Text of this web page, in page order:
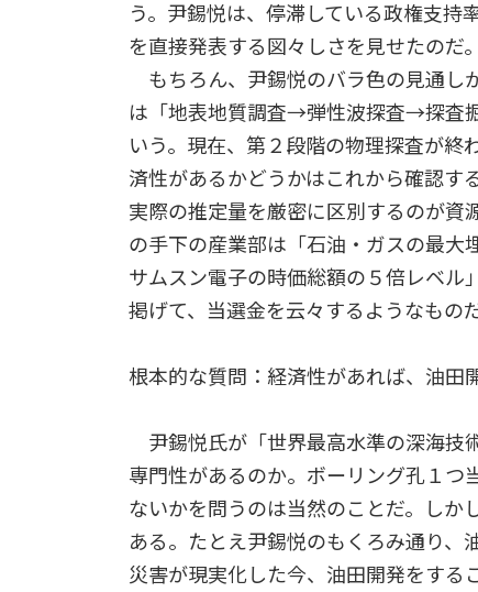
う。尹錫悦は、停滞している政権支持
を直接発表する図々しさを見せたのだ。
もちろん、尹錫悦のバラ色の見通し
は「地表地質調査→弾性波探査→探査
いう。現在、第２段階の物理探査が終
済性があるかどうかはこれから確認す
実際の推定量を厳密に区別するのが資
の手下の産業部は「石油・ガスの最大
サムスン電子の時価総額の５倍レベル
掲げて、当選金を云々するようなものだ
根本的な質問：経済性があれば、油田
尹錫悦氏が「世界最高水準の深海技
専門性があるのか。ボーリング孔１つ
ないかを問うのは当然のことだ。しか
ある。たとえ尹錫悦のもくろみ通り、
災害が現実化した今、油田開発をする